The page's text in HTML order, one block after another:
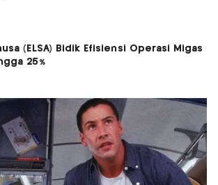
(ELSA) Bidik Efisiensi Operasi Migas
25%